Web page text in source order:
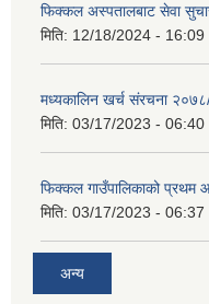
फिक्कल अस्पतालबाट सेवा
मिति: 12/18/2024 - 16:09
मध्यकालिन खर्च संरचना
मिति: 03/17/2023 - 06:40
फिक्कल गाउँपालिकाको
मिति: 03/17/2023 - 06:37
अन्य